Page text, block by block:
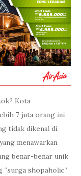
Kota
7 juta orang ini
tidak dikenal di
menawarkan
benar-benar unik
“surga shopaholic”